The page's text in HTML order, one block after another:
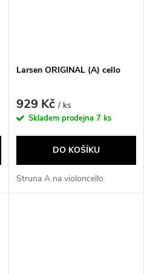
Larsen ORIGINAL (A) cello
929 Kč/ ks
Skladem prodejna 7 ks
DO KOŠÍKU
Struna A na violoncello